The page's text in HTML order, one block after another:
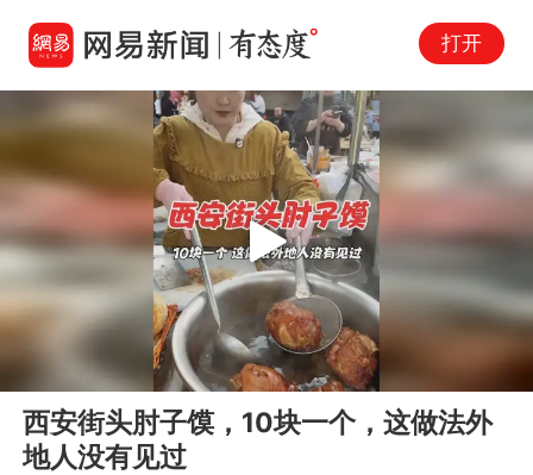
打开
Play
西安街头肘子馍，10块一个，这做法外
地人没有见过